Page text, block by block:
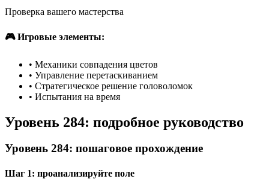
Проверка вашего мастерства
🎮 Игровые элементы:
• Механики совпадения цветов
• Управление перетаскиванием
• Стратегическое решение головоломок
• Испытания на время
Уровень 284: подробное руководство
Уровень 284: пошаговое прохождение
Шаг 1: проанализируйте поле